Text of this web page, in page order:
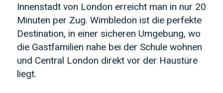
Innenstadt von London erreicht man in nur 20
Minuten per Zug. Wimbledon ist die perfekte
Destination, in einer sicheren Umgebung, wo
die Gastfamilien nahe bei der Schule wohnen
und Central London direkt vor der Haustüre
liegt.